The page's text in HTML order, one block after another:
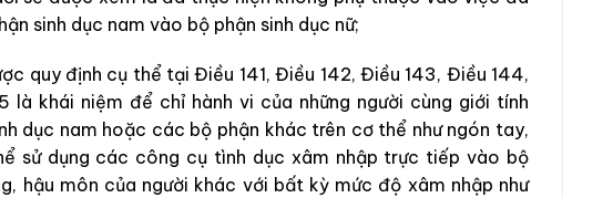
sinh dục nam vào bộ phận sinh dục nữ;
quy định cụ thể tại Điều 141, Điều 142, Điều 143, Điều 144,
là khái niệm để chỉ hành vi của những người cùng giới tính
dục nam hoặc các bộ phận khác trên cơ thể như ngón tay,
sử dụng các công cụ tình dục xâm nhập trực tiếp vào bộ
hậu môn của người khác với bất kỳ mức độ xâm nhập như